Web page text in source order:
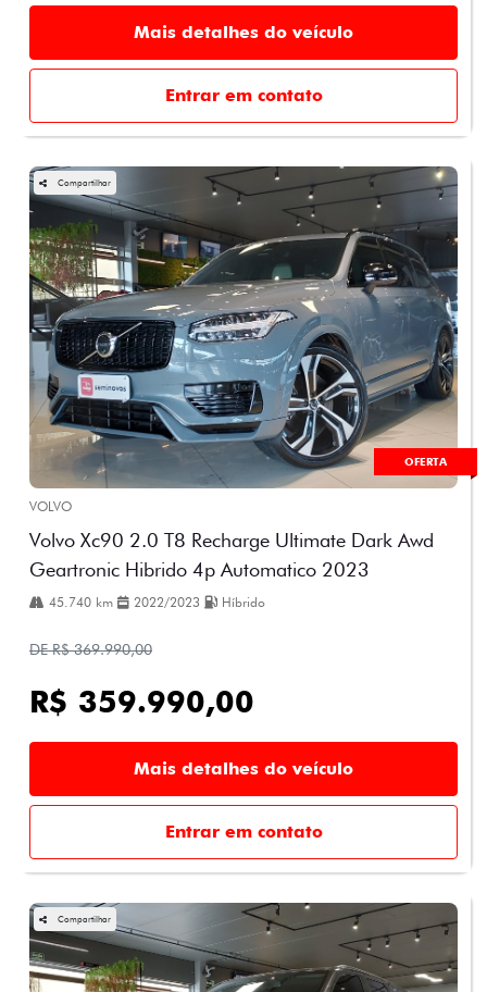
Mais detalhes do veículo
Entrar em contato
OFERTA
Compartilhar
VOLVO
Volvo Xc90 2.0 T8 Recharge Ultimate Dark Awd
Geartronic Hibrido 4p Automatico 2023
45.740 km 2022/2023 Híbrido
DE R$ 369.990,00
R$ 359.990,00
Mais detalhes do veículo
Entrar em contato
Compartilhar